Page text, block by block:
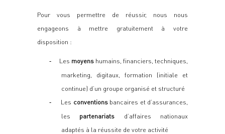
Pour vous permettre de réussir, nous nous
engageons à mettre gratuitementà votre
disposition :
- Les moyens humains, financiers, techniques,
marketing, digitaux, formation (initiale et
continue) d’un groupe organisé et structuré
- Les conventions bancaires et d’assurances,
les partenariats d’affaires nationaux
adaptés à la réussite de votre activité